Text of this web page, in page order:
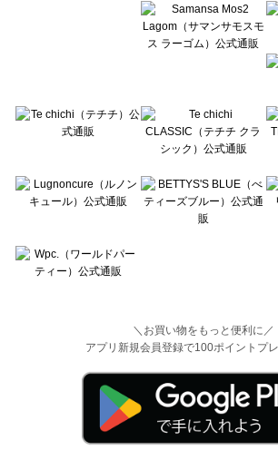
＼お買い物をもっと便利に／
アプリ新規会員登録で100ポイントプレ